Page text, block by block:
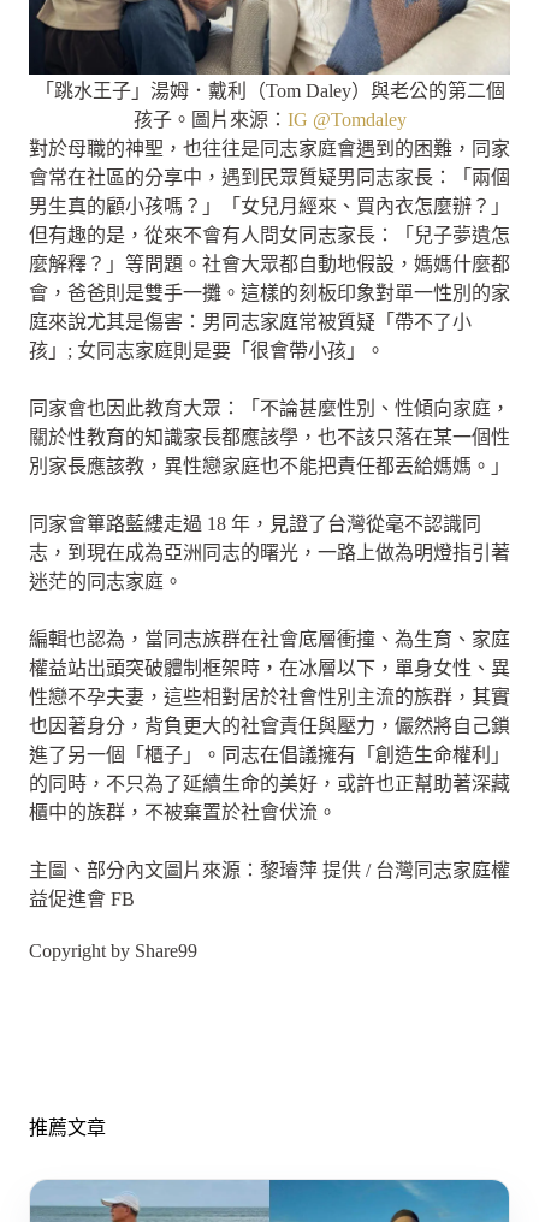
「跳水王子」湯姆．戴利（Tom Daley）與老公的第二個
孩子。圖片來源： IG @Tomdaley
對於母職的神聖，也往往是同志家庭會遇到的困難，同家
會常在社區的分享中，遇到民眾質疑男同志家長：「兩個
男生真的顧小孩嗎？」「女兒月經來、買內衣怎麼辦？」
但有趣的是，從來不會有人問女同志家長：「兒子夢遺怎
麼解釋？」等問題。社會大眾都自動地假設，媽媽什麼都
會，爸爸則是雙手一攤。這樣的刻板印象對單一性別的家
庭來說尤其是傷害：男同志家庭常被質疑「帶不了小
孩」; 女同志家庭則是要「很會帶小孩」。
同家會也因此教育大眾：「不論甚麼性別、性傾向家庭，
關於性教育的知識家長都應該學，也不該只落在某一個性
別家長應該教，異性戀家庭也不能把責任都丟給媽媽。」
同家會篳路藍縷走過 18 年，見證了台灣從毫不認識同
志，到現在成為亞洲同志的曙光，一路上做為明燈指引著
迷茫的同志家庭。
編輯也認為，當同志族群在社會底層衝撞、為生育、家庭
權益站出頭突破體制框架時，在冰層以下，單身女性、異
性戀不孕夫妻，這些相對居於社會性別主流的族群，其實
也因著身分，背負更大的社會責任與壓力，儼然將自己鎖
進了另一個「櫃子」。同志在倡議擁有「創造生命權利」
的同時，不只為了延續生命的美好，或許也正幫助著深藏
櫃中的族群，不被棄置於社會伏流。
主圖、部分內文圖片來源：黎璿萍 提供 / 台灣同志家庭權
益促進會 FB
Copyright by Share99
推薦文章